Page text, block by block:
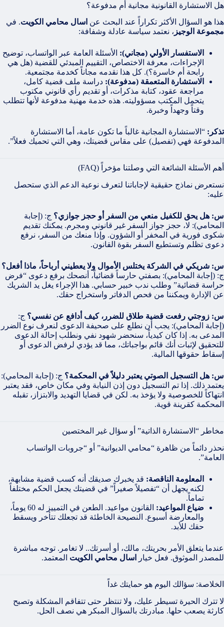
هل الاستشارة القانونية مجانية أم مدفوعة؟
هذا هو السؤال الأكثر تكراراً عند البحث عن اسال محامي الكويت. في
مجموعة الوجيز ، نعتمد سياسة عادلة وشفافة:
الاستفسار الأولي (مجاني): الأسئلة العامة عبر الواتساب، توضيح
الإجراءات، معرفة الاختصاص، التقييم المبدئي للقضية (هل هي
رابحة أم خاسرة؟). كل هذا نقدمه مجاناً كخدمة مجتمعية.
الاستشارة المتعمقة (مدفوعة): دراسة ملف قضية كامل،
مراجعة عقود، كتابة مذكرات، أو تقديم رأي قانوني مكتوب
يتحمل المكتب مسؤوليته. هذه خدمة مهنية مدفوعة لأنها تتطلب
وقتاً وجهداً وخبرة.
تذكر: “الاستشارة المجانية غالباً ما تكون عامة، أما الاستشارة
المدفوعة فهي (تفصيل) على مقاس قضيتك، وهي التي تحميك فعلاً”.
أهم الأسئلة الشائعة التي وصلتنا مؤخراً (FAQ)
نستعرض نماذج حقيقية لإجاباتنا لتعرف نوعية الدعم الذي ستحصل
عليه:
س: هل يحق للكفيل منعي من السفر أو حجز جوازي؟ ج: (إجابة
المحامي): لا، حجز جواز السفر غير قانوني ومجرم. يمكنك تقديم
شكوى فورية في المخفر أو الشؤون. وإذا منعك من السفر، نرفع
دعوى تظلم وتستطيع السفر بقوة القانون.
س: شريكي في الشركة يختلس الأموال ولا يعطيني أرباحاً، ماذا أفعل؟
ج: (إجابة المحامي): بصفتي حارساً قضائياً، أنصحك برفع دعوى “فرض
حراسة قضائية” وطلب ندب خبير حسابي. هذا الإجراء يغل يد الشريك
عن الإدارة ويمكننا من فحص الدفاتر واستخراج حقك.
س: زوجتي رفعت قضية طلاق للضرر، كيف أدافع عن نفسي؟ ج:
(إجابة المحامي): يجب أن نطلع على صحيفة الدعوى لنعرف نوع الضرر
المدعى به. إذا كان كيدياً، سنحضر شهود نفي ونطلب إحالة الدعوى
للتحقيق لإثبات أنك قائم بواجباتك، مما قد يؤدي لرفض الدعوى أو
إسقاط حقوقها المالية.
س: هل التسجيل الصوتي يعتبر دليلاً في المحكمة؟ ج: (إجابة المحامي):
يعتمد ذلك. إذا تم التسجيل دون إذن النيابة وفي مكان خاص، فقد يعتبر
انتهاكاً للخصوصية ولا يؤخذ به. لكن في قضايا التهديد والابتزاز، تقبله
المحكمة كقرينة قوية.
مخاطر “الاستشارة الذاتية” أو سؤال غير المختصين
نحذر دائماً من ظاهرة “محامي الديوانية” أو “جروبات الواتساب
العامة”.
المعلومة الناقصة: قد يخبرك صديقك أنه كسب قضية مشابهة،
لكنه يجهل أن “تفصيلاً صغيراً” في قضيتك يجعل الحكم مختلفاً
تماماً.
ضياع المواعيد:
القانون مواعيد. الطعن في التمييز له 60 يوماً،
والمعارضة أسبوع. النصيحة الخاطئة قد تجعلك تتأخر ويسقط
حقك للأبد.
عندما يتعلق الأمر بحريتك، مالك، أو أسرتك.. لا تغامر. توجه مباشرة
للمصدر الموثوق. فعل خيار
اسال محامي الكويت المعتمد.
الخلاصة: سؤالك اليوم هو حمايتك غداً
لا تترك الحيرة تسيطر عليك، ولا تنتظر حتى تتفاقم المشكلة وتصبح
كارثة يصعب حلها. مبادرتك بالسؤال المبكر هي نصف الحل.